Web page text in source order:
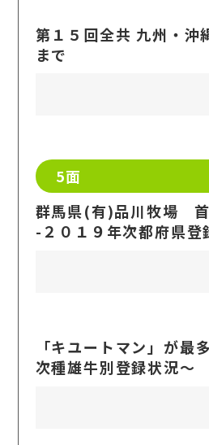
第１５回全共 九州・沖
まで
5面
群馬県(有)品川牧場
-２０１９年次都府県登
「キユートマン」が
次種雄牛別登録状況～